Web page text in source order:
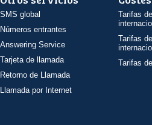
SMS global
Números entrantes
Answering Service
Tarjeta de llamada
Retorno de Llamada
Llamada por Internet
Tarifas
Tarifas
Tarifas